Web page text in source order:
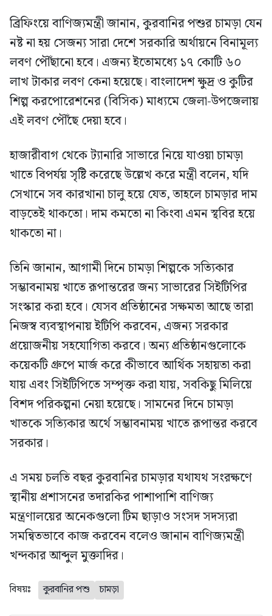
ব্রিফিংয়ে বাণিজ্যমন্ত্রী জানান, কুরবানির পশুর চামড়া যেন
নষ্ট না হয় সেজন্য সারা দেশে সরকারি অর্থায়নে বিনামূল্য
লবণ পৌঁছানো হবে। এজন্য ইতোমধ্যে ১৭ কোটি ৬০
লাখ টাকার লবণ কেনা হয়েছে। বাংলাদেশ ক্ষুদ্র ও কুটির
শিল্প করপোরেশনের (বিসিক) মাধ্যমে জেলা-উপজেলায়
এই লবণ পৌঁছে দেয়া হবে।
হাজারীবাগ থেকে ট্যানারি সাভারে নিয়ে যাওয়া চামড়া
খাতে বিপর্যয় সৃষ্টি করেছে উল্লেখ করে মন্ত্রী বলেন, যদি
সেখানে সব কারখানা চালু হয়ে যেত, তাহলে চামড়ার দাম
বাড়তেই থাকতো। দাম কমতো না কিংবা এমন স্থবির হয়ে
থাকতো না।
তিনি জানান, আগামী দিনে চামড়া শিল্পকে সত্যিকার
সম্ভাবনাময় খাতে রূপান্তরের জন্য সাভারের সিইটিপির
সংস্কার করা হবে। যেসব প্রতিষ্ঠানের সক্ষমতা আছে তারা
নিজস্ব ব্যবস্থাপনায় ইটিপি করবেন, এজন্য সরকার
প্রয়োজনীয় সহযোগিতা করবে। অন্য প্রতিষ্ঠানগুলোকে
কয়েকটি গ্রুপে মার্জ করে কীভাবে আর্থিক সহায়তা করা
যায় এবং সিইটিপিতে সম্পৃক্ত করা যায়, সবকিছু মিলিয়ে
বিশদ পরিকল্পনা নেয়া হয়েছে। সামনের দিনে চামড়া
খাতকে সত্যিকার অর্থে সম্ভাবনাময় খাতে রূপান্তর করবে
সরকার।
এ সময় চলতি বছর কুরবানির চামড়ার যথাযথ সংরক্ষণে
স্থানীয় প্রশাসনের তদারকির পাশাপাশি বাণিজ্য
মন্ত্রণালয়ের অনেকগুলো টিম ছাড়াও সংসদ সদস্যরা
সমন্বিতভাবে কাজ করবেন বলেও জানান বাণিজ্যমন্ত্রী
খন্দকার আব্দুল মুক্তাদির।
বিষয়ঃ কুরবানির পশু চামড়া